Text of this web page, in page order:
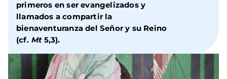
primeros en ser evangelizados y
llamados a compartir la
bienaventuranza del Señor y su Reino
(cf. Mt5,3).